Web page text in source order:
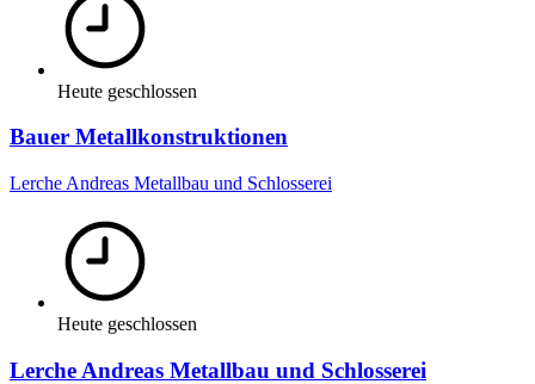
Heute geschlossen
Bauer Metallkonstruktionen
Lerche Andreas Metallbau und Schlosserei
Heute geschlossen
Lerche Andreas Metallbau und Schlosserei